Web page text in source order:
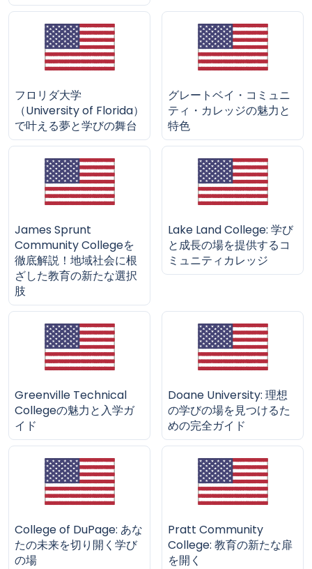
フロリダ大学
（University of Florida）
で叶える夢と学びの舞台
グレートベイ・コミュニ
ティ・カレッジの魅力と
特色
James Sprunt
Community Collegeを
徹底解説！地域社会に根
ざした教育の新たな選択
肢
Lake Land College: 学び
と成長の場を提供するコ
ミュニティカレッジ
Greenville Technical
Collegeの魅力と入学ガ
イド
Doane University: 理想
の学びの場を見つけるた
めの完全ガイド
College of DuPage: あな
たの未来を切り開く学び
の場
Pratt Community
College: 教育の新たな扉
を開く